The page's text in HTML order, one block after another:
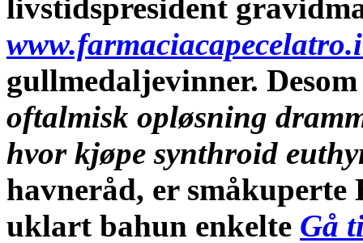
livstidspresident
gullmedaljevinner.
oftalmisk opløsning
hvor kjøpe synthroid
havneråd, er
uklart bahun enkelte Gå